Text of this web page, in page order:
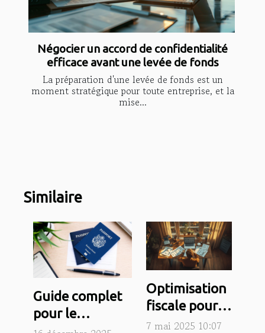
Négocier un accord de confidentialité
efficace avant une levée de fonds
La préparation d'une levée de fonds est un
moment stratégique pour toute entreprise, et la
mise...
Similaire
Guide complet
pour le
Optimisation
fiscale pour
freelancers
7 mai 2025 10:07